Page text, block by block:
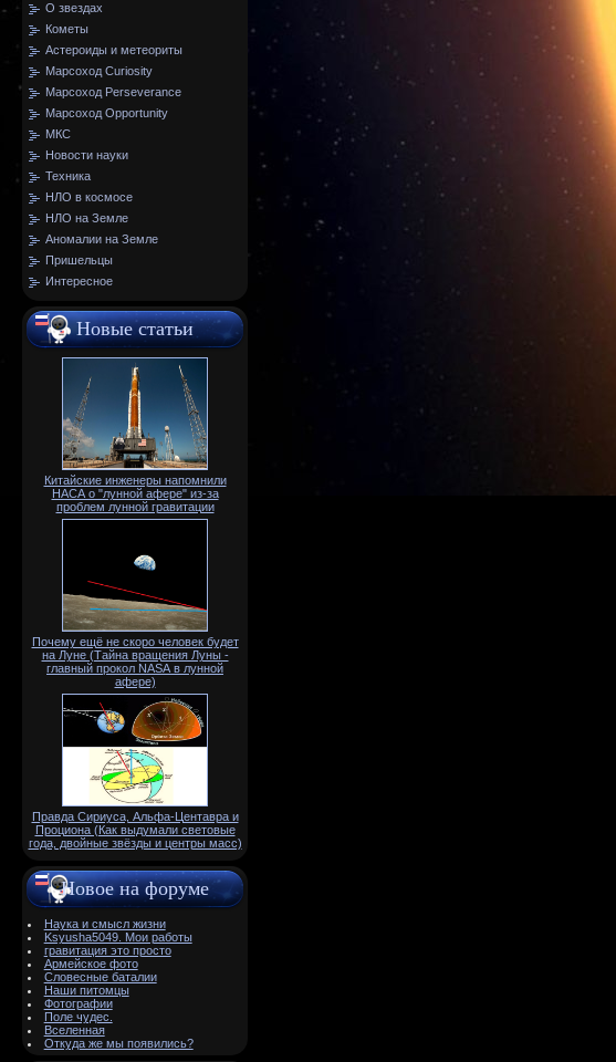
О звездах
Кометы
Астероиды и метеориты
Марсоход Curiosity
Марсоход Perseverance
Марсоход Opportunity
МКС
Новости науки
Техника
НЛО в космосе
НЛО на Земле
Аномалии на Земле
Пришельцы
Интересное
Новые статьи
Китайские инженеры напомнили
НАСА о "лунной афере" из-за
проблем лунной гравитации
Почему ещё не скоро человек будет
на Луне (Тайна вращения Луны -
главный прокол NАSА в лунной
афере)
Правда Сириуса, Альфа-Центавра и
Проциона (Как выдумали световые
года, двойные звёзды и центры масс)
Новое на форуме
Наука и смысл жизни
Ksyusha5049. Мои работы
гравитация это просто
Армейское фото
Словесные баталии
Наши питомцы
Фотографии
Поле чудес.
Вселенная
Откуда же мы появились?